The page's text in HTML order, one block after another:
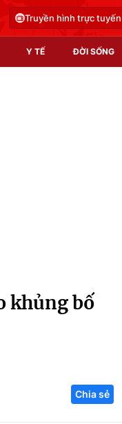
Truyền hình trực tuyến
Y TẾ ĐỜI SỐNG
Infographic
Hitech Công
khủng bố
Chia sẻ